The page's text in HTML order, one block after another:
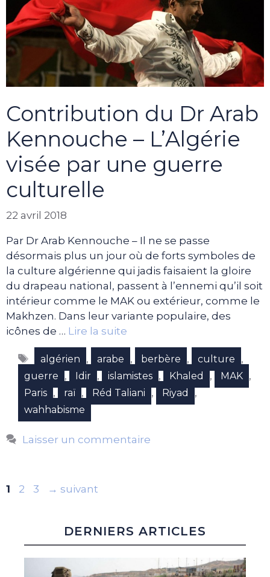
Contribution du Dr Arab
Kennouche – L’Algérie
visée par une guerre
culturelle
22 avril 2018
Par Dr Arab Kennouche – Il ne se passe
désormais plus un jour où de forts symboles de
la culture algérienne qui jadis faisaient la gloire
du drapeau national, passent à l’ennemi qu’il soit
intérieur comme le MAK ou extérieur, comme le
Makhzen. Dans leur variante populaire, des
icônes de … Lire la suite
Étiquettes
algérien , arabe , berbère , culture ,
guerre , Idir , islamistes , Khaled , MAK ,
Paris , raï , Réd Taliani , Riyad ,
wahhabisme
Laisser un commentaire
Page
1 Page
2 Page
3 → suivant
DERNIERS ARTICLES